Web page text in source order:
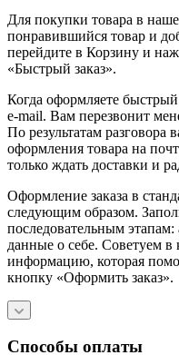
Для покупки товара в
понравившийся товар и
перейдите в Корзину и
«Быстрый заказ».
Когда оформляете
e-mail. Вам перезвонит
По результатам разговора
оформления товара на
только ждать доставки и
Оформление заказа в
следующим образом.
последовательным этапам:
данные о себе. Советуем в
информацию, которая
кнопку «Оформить заказ».
Способы оплаты